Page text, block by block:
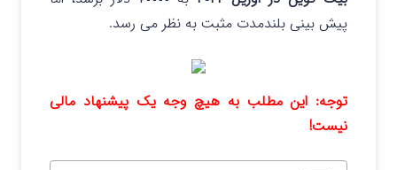
پیش بینی بلندمدت مثبت به نظر می رسد.
توجه: این مطلب به هیچ وجه یک پیشنهاد مالی
نیست!